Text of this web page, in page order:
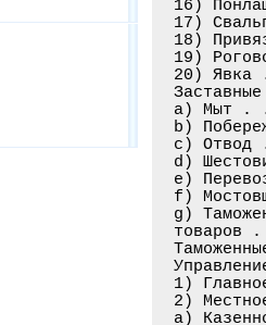
16)
17)
18)
19)
20)
а)
b)
с)
d)
e)
f)
g)
1)
2)
а)